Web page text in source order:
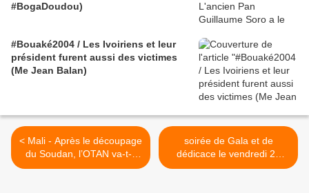
#BogaDoudou)
#Bouaké2004 / Les Ivoiriens et leur
président furent aussi des victimes
(Me Jean Balan)
< Mali - Après le découpage
du Soudan, l’OTAN va-t-il
procéder à une nouvelle
soirée de Gala et de
dédicace le vendredi 24
février 2012 avec la